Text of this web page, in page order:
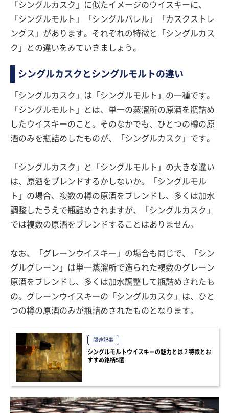
「シングルカスク」に似たイメージのウイスキーに、
「シングルモルト」「シングルバレル」「カスクストレ
ングス」があります。それぞれの特徴と「シングルカス
ク」との違いをみていきましょう。
シングルカスクとシングルモルトの違い
「シングルカスク」は「シングルモルト」の一種です。
「シングルモルト」とは、単一の蒸溜所の原酒を瓶詰め
したウイスキーのこと。そのなかでも、ひとつの樽の原
酒のみを瓶詰めしたものが、「シングルカスク」です。
「シングルカスク」と「シングルモルト」の大きな違い
は、原酒をブレンドするかしないか。「シングルモル
ト」の場合、複数の樽の原酒をブレンドし、多くは加水
調整したうえで瓶詰めされますが、「シングルカスク」
では複数の原酒をブレンドすることはありません。
なお、「グレーンウイスキー」の場合も同じで、「シン
グルグレーン」は単一蒸溜所で造られた複数のグレーン
原酒をブレンドし、多くは加水調整して瓶詰めされたも
の。グレーンウイスキーの「シングルカスク」は、ひと
つの樽の原酒のみが瓶詰めされたものとなります。
関連記事
シングルモルトウイスキーの魅力とは？特徴とお
すすめ銘柄5選